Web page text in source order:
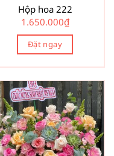
Hộp hoa 222
1.650.000₫
Đặt ngay